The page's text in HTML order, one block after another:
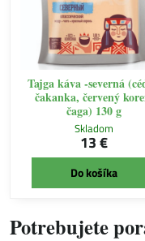
Tajga káva -severná
čakanka, červený
čaga) 130 g
Skladom
13 €
Do košíka
Potrebujete